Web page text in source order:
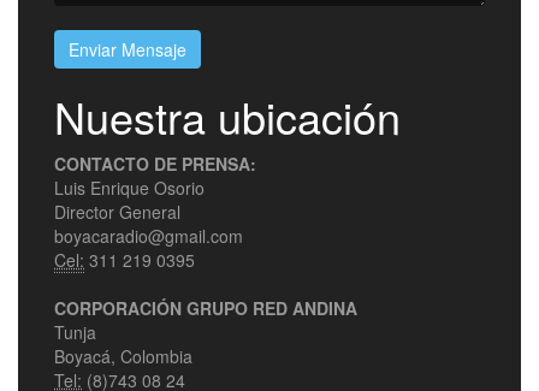
Enviar Mensaje
Nuestra ubicación
CONTACTO DE PRENSA:
Luis Enrique Osorio
Director General
boyacaradio@gmail.com
Cel: 311 219 0395
CORPORACIÓN GRUPO RED ANDINA
Tunja
Boyacá, Colombia
Tel: (8)743 08 24